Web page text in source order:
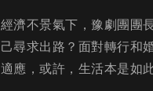
經濟不景氣下，豫劇團團
己尋求出路？面對轉行和
適應，或許，生活本是如